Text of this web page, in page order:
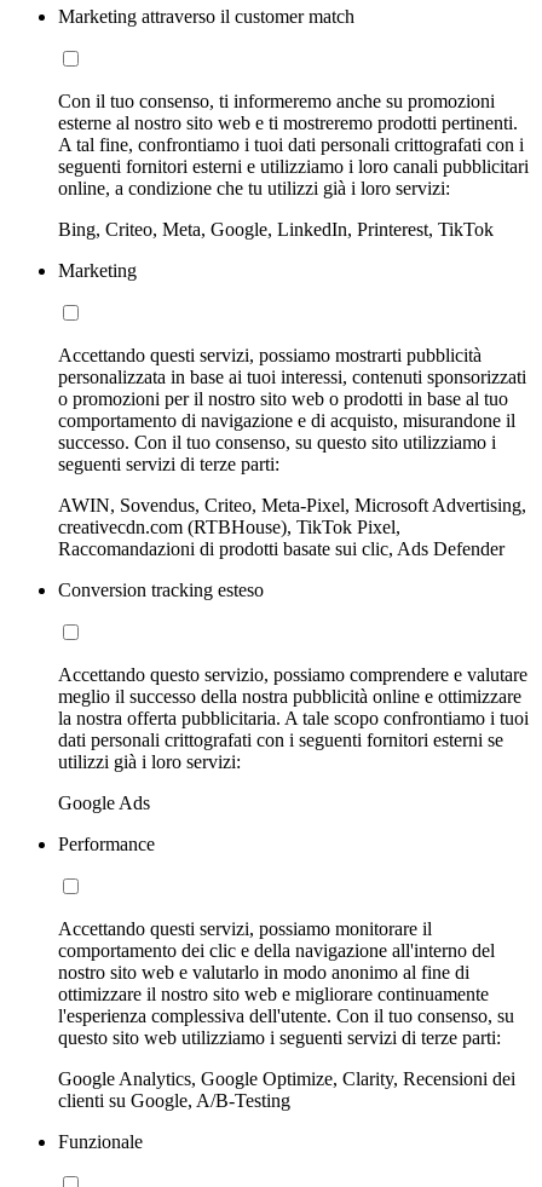
Marketing attraverso il customer match
Con il tuo consenso, ti informeremo anche su promozioni
esterne al nostro sito web e ti mostreremo prodotti pertinenti.
A tal fine, confrontiamo i tuoi dati personali crittografati con i
seguenti fornitori esterni e utilizziamo i loro canali pubblicitari
online, a condizione che tu utilizzi già i loro servizi:
Bing, Criteo, Meta, Google, LinkedIn, Printerest, TikTok
Marketing
Accettando questi servizi, possiamo mostrarti pubblicità
personalizzata in base ai tuoi interessi, contenuti sponsorizzati
o promozioni per il nostro sito web o prodotti in base al tuo
comportamento di navigazione e di acquisto, misurandone il
successo. Con il tuo consenso, su questo sito utilizziamo i
seguenti servizi di terze parti:
AWIN, Sovendus, Criteo, Meta-Pixel, Microsoft Advertising,
creativecdn.com (RTBHouse), TikTok Pixel,
Raccomandazioni di prodotti basate sui clic, Ads Defender
Conversion tracking esteso
Accettando questo servizio, possiamo comprendere e valutare
meglio il successo della nostra pubblicità online e ottimizzare
la nostra offerta pubblicitaria. A tale scopo confrontiamo i tuoi
dati personali crittografati con i seguenti fornitori esterni se
utilizzi già i loro servizi:
Google Ads
Performance
Accettando questi servizi, possiamo monitorare il
comportamento dei clic e della navigazione all'interno del
nostro sito web e valutarlo in modo anonimo al fine di
ottimizzare il nostro sito web e migliorare continuamente
l'esperienza complessiva dell'utente. Con il tuo consenso, su
questo sito web utilizziamo i seguenti servizi di terze parti:
Google Analytics, Google Optimize, Clarity, Recensioni dei
clienti su Google, A/B-Testing
Funzionale